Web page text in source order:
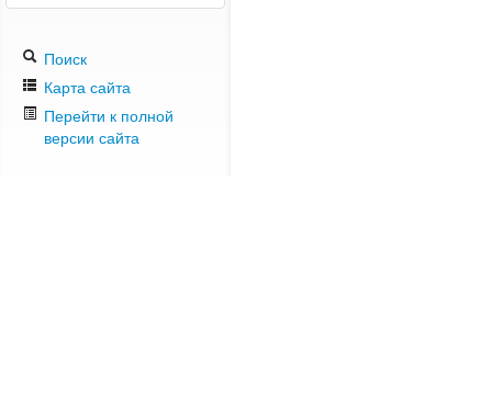
Поиск
Карта сайта
Перейти к полной
версии сайта